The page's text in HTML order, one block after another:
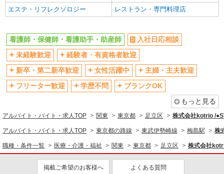
バイク通勤OK
自転車通勤OK
残業少なめ（月20h未満）
交通費支給
社会保険あり
産休・育休取得実績あり
退職金・財形貯蓄制度あり
各種手当（家族・役職・インセン
ティブなど）あり
制服貸与
研修制度あり
資格取得支援制度あり
医療・介護・福祉
看護師・保健師・看護助手・助産師
同じ特徴から求人を探す
ミドル（40代～）活躍中
エステ・リフレクソロジー
レストラン・専門料理店
看護師・保健師・看護助手・助産師
入社日応相談
未経験歓迎
経験者・有資格者歓迎
新卒・第二新卒歓迎
女性活躍中
主婦・主夫歓迎
フリーター歓迎
学歴不問
ブランクOK
もっと見る
アルバイト・バイト・求人TOP 関東 東京都 足立区 株式会社kotrio /
アルバイト・バイト・求人TOP 東京都の路線 東武伊勢崎線 梅島駅 株
職種・条件一覧 医療・介護・福祉 関東 東京都 足立区 株式会社
掲載ご希望のお客様へ よくある質問